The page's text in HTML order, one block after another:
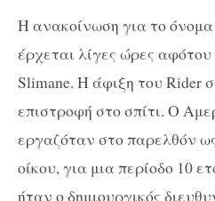
Η ανακοίνωση για το
έρχεται λίγες ώρες
Slimane. Η άφιξη του Rider
επιστροφή στο σπίτι. Ο
εργαζόταν στο παρελθόν
οίκου, για μια περίοδο 10
ήταν ο δημιουργικός